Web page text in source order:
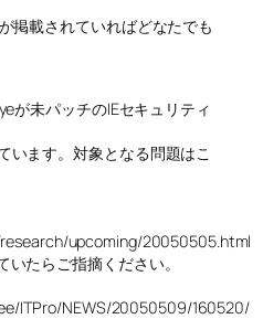
掲載されていればどなたでも
が未パッチのIEセキュリティ
ます。対象となる問題はこ
upcoming/20050505.html
たらご指摘ください。
ITPro/NEWS/20050509/160520/